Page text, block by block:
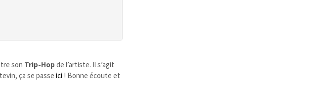
son Trip-Hop de l’artiste. Il s’agit
ça se passeici ! Bonne écoute et